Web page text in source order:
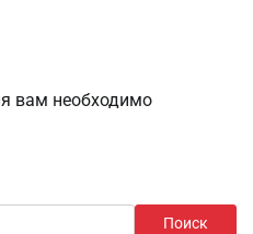
вам необходимо
Поиск